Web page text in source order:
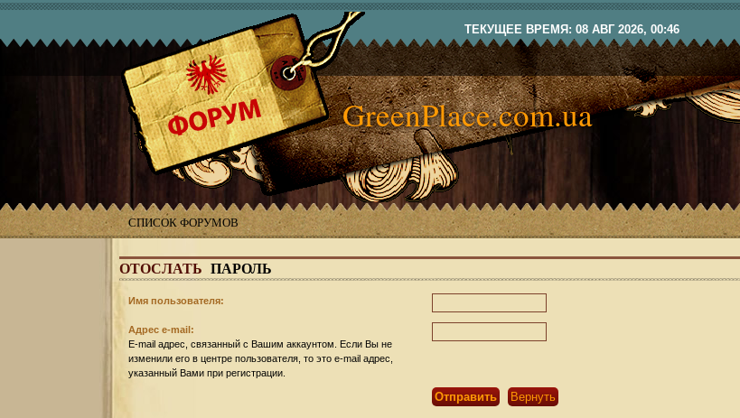
ТЕКУЩЕЕ ВРЕМЯ: 08 АВГ 2026, 00:46
GreenPlace.com.ua
СПИСОК ФОРУМОВ
ОТОСЛАТЬ ПАРОЛЬ
Имя пользователя:
Адрес e-mail:
E-mail адрес, связанный с Вашим аккаунтом. Если Вы не
изменили его в центре пользователя, то это e-mail адрес,
указанный Вами при регистрации.